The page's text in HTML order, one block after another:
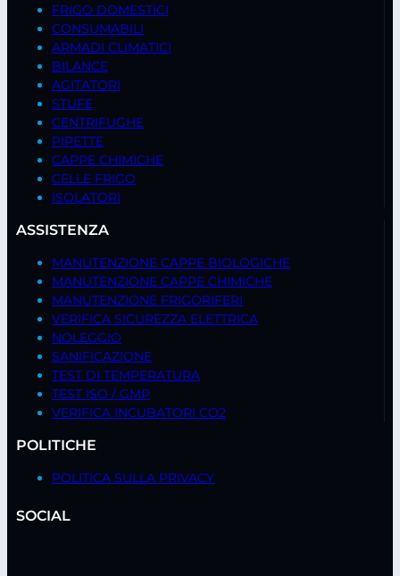
FRIGO DOMESTICI
CONSUMABILI
ARMADI CLIMATICI
BILANCE
AGITATORI
STUFE
CENTRIFUGHE
PIPETTE
CAPPE CHIMICHE
CELLE FRIGO
ISOLATORI
ASSISTENZA
MANUTENZIONE CAPPE BIOLOGICHE
MANUTENZIONE CAPPE CHIMICHE
MANUTENZIONE FRIGORIFERI
VERIFICA SICUREZZA ELETTRICA
NOLEGGIO
SANIFICAZIONE
TEST DI TEMPERATURA
TEST ISO / GMP
VERIFICA INCUBATORI CO2
POLITICHE
POLITICA SULLA PRIVACY
SOCIAL